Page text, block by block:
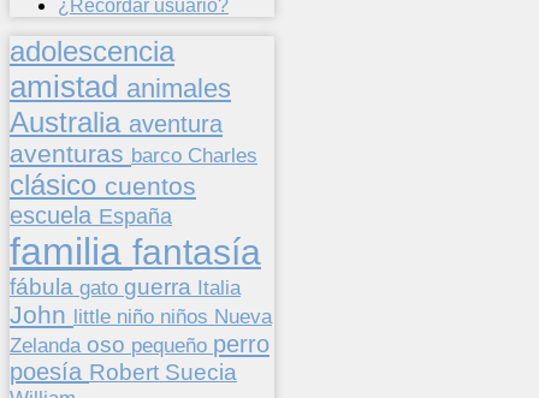
¿Recordar usuario?
adolescencia
amistad animales
Australia aventura
aventuras barco Charles
clásico cuentos
escuela España
familia fantasía
fábula gato guerra Italia
John little niño niños Nueva
Zelanda oso pequeño perro
poesía Robert Suecia